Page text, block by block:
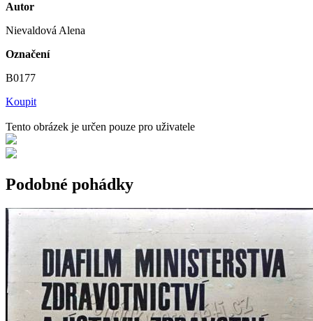
Autor
Nievaldová Alena
Označení
B0177
Koupit
Tento obrázek je určen pouze pro uživatele
Podobné pohádky